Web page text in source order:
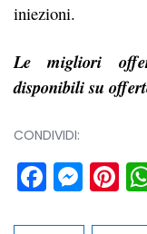
iniezioni.
Le migliori
disponibili su
CONDIVIDI: